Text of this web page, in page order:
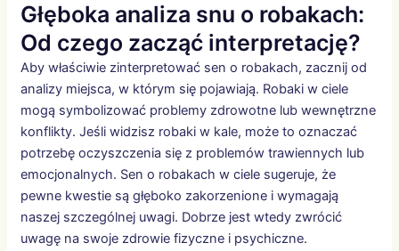
Głęboka analiza snu o robakach:
Od czego zacząć interpretację?
Aby właściwie zinterpretować sen o robakach, zacznij od
analizy miejsca, w którym się pojawiają. Robaki w ciele
mogą symbolizować problemy zdrowotne lub wewnętrzne
konflikty. Jeśli widzisz robaki w kale, może to oznaczać
potrzebę oczyszczenia się z problemów trawiennych lub
emocjonalnych. Sen o robakach w ciele sugeruje, że
pewne kwestie są głęboko zakorzenione i wymagają
naszej szczególnej uwagi. Dobrze jest wtedy zwrócić
uwagę na swoje zdrowie fizyczne i psychiczne.